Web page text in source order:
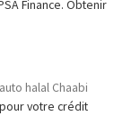
Finance. Obtenir
halal Chaabi
votre crédit